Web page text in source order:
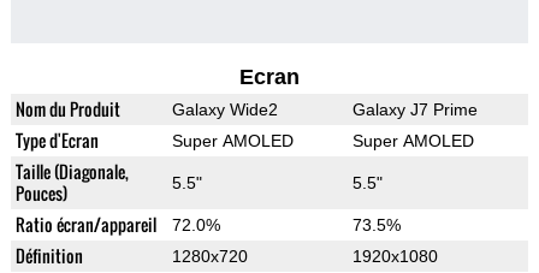
Ecran
Nom du Produit Galaxy Wide2 Galaxy J7 Prime
Type d'Ecran Super AMOLED Super AMOLED
Taille (Diagonale,
Pouces)
5.5" 5.5"
Ratio écran/appareil 72.0% 73.5%
Définition 1280x720 1920x1080